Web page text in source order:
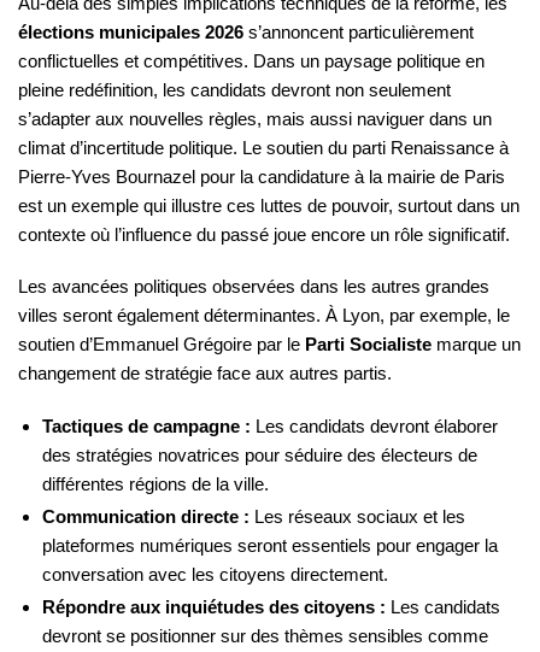
élections municipales 2026 s’annoncent particulièrement
conflictuelles et compétitives. Dans un paysage politique en
pleine redéfinition, les candidats devront non seulement
s’adapter aux nouvelles règles, mais aussi naviguer dans un
climat d’incertitude politique. Le soutien du parti Renaissance à
Pierre-Yves Bournazel pour la candidature à la mairie de Paris
est un exemple qui illustre ces luttes de pouvoir, surtout dans un
contexte où l’influence du passé joue encore un rôle significatif.
Les avancées politiques observées dans les autres grandes
villes seront également déterminantes. À Lyon, par exemple, le
soutien d’Emmanuel Grégoire par le Parti Socialiste marque un
changement de stratégie face aux autres partis.
Tactiques de campagne : Les candidats devront élaborer
des stratégies novatrices pour séduire des électeurs de
différentes régions de la ville.
Communication directe : Les réseaux sociaux et les
plateformes numériques seront essentiels pour engager la
conversation avec les citoyens directement.
Répondre aux inquiétudes des citoyens : Les candidats
devront se positionner sur des thèmes sensibles comme